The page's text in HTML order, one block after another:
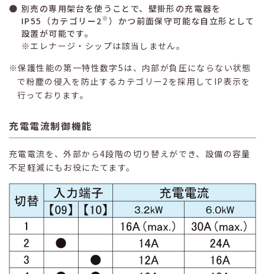
別売の専用架台を使うことで、壁掛形の充電器を
IP55（カテゴリー2※）かつ前面保守可能な自立形として
設置が可能です。
※エレナージ・シップは該当しません。
保護性能の第一特性数字5は、内部が負圧にならない状態
で粉塵の侵入を防止するカテゴリー2を採用してIP表示を
行っております。
充電電流制御機能
充電電流を、外部から4段階の切り替えができ、設備の容量
不足軽減にもお役にたてます。